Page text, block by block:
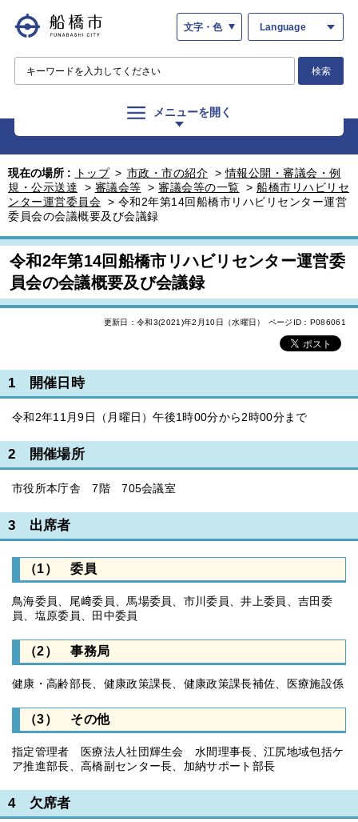
文字・色 Language
検索
メニューを開く
現在の場所 : トップ > 市政・市の紹介 >情報公開・審議会・例
規・公示送達
> 審議会等 > 審議会等の一覧 > 船橋市リハビリセ
ンター運営委員会 > 令和2年第14回船橋市リハビリセンター運営
委員会の会議概要及び会議録
令和2年第14回船橋市リハビリセンター運営委
員会の会議概要及び会議録
更新日：令和3(2021)年2月10日（水曜日） ページID：P086061
1 開催日時
令和2年11月9日（月曜日）午後1時00分から2時00分まで
2 開催場所
市役所本庁舎 7階 705会議室
3 出席者
（1） 委員
鳥海委員、尾﨑委員、馬場委員、市川委員、井上委員、吉田委
員、塩原委員、田中委員
（2） 事務局
健康・高齢部長、健康政策課長、健康政策課長補佐、医療施設係
（3） その他
指定管理者 医療法人社団輝生会 水間理事長、江尻地域包括ケ
ア推進部長、高橋副センター長、加納サポート部長
4 欠席者